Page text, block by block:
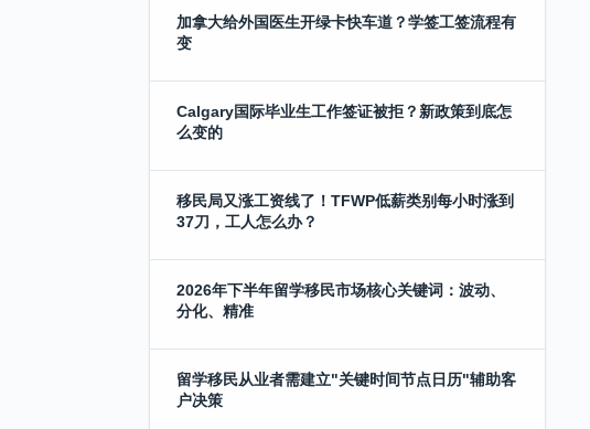
加拿大给外国医生开绿卡快车道？学签工签流程有
变
Calgary国际毕业生工作签证被拒？新政策到底怎
么变的
移民局又涨工资线了！TFWP低薪类别每小时涨到
37刀，工人怎么办？
2026年下半年留学移民市场核心关键词：波动、
分化、精准
留学移民从业者需建立"关键时间节点日历"辅助客
户决策